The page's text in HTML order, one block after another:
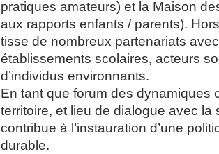
pratiques amateurs) et la Maison
aux rapports enfants / parents).
tisse de nombreux partenariats
établissements scolaires, acteurs
d’individus environnants.
En tant que forum des dynamiques
territoire, et lieu de dialogue avec la
contribue à l’instauration d’une
durable.